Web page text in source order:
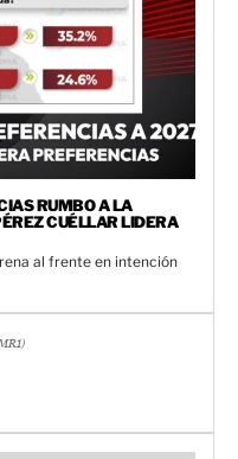
RUMBO A LA
CUÉLLAR LIDERA
al frente en intención